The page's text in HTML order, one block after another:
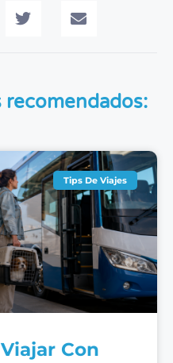
Tips De Viajes
Con